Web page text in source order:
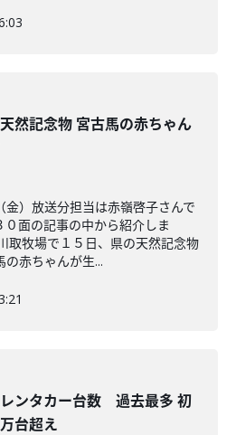
然記念物 宮古馬の赤ちゃん
金）放送分担当は赤嶺啓子さんで
面の記事の中から紹介しま
取牧場で１５日、県の天然記念物
赤ちゃんが生...
ンタカー台数 過去最多 初
台超え